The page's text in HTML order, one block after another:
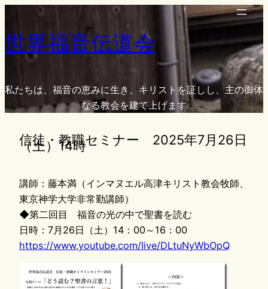
を
ッ
世界福音伝道会
私たちは、福音の恵みに生き、キリストを証しし、主の御体
なる教会を建て上げます
信徒・教職セミナー 2025年7月26日
（土）14時
講師：藤本満（インマヌエル高津キリスト教会牧師、
東京神学大学非常勤講師）
◆第二回目 福音の光の中で聖書を読む
日時：7月26日（土）14：00～16：00
https://www.youtube.com/live/DLtuNyWbOpQ